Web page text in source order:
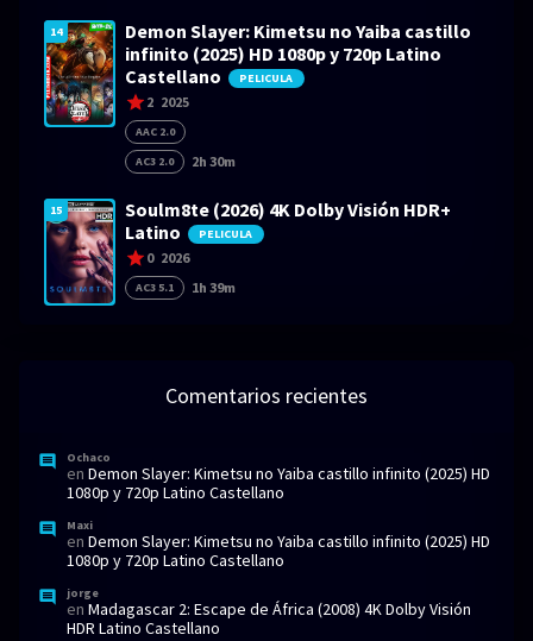
14
Demon Slayer: Kimetsu no Yaiba castillo
infinito (2025) HD 1080p y 720p Latino
Castellano
PELICULA
2 2025
AAC 2.0
AC3 2.0
2h 30m
15
Soulm8te (2026) 4K Dolby Visión HDR+
Latino
PELICULA
0 2026
AC3 5.1 1h 39m
Comentarios recientes
Ochaco
en Demon Slayer: Kimetsu no Yaiba castillo infinito (2025) HD
1080p y 720p Latino Castellano
Maxi
en Demon Slayer: Kimetsu no Yaiba castillo infinito (2025) HD
1080p y 720p Latino Castellano
jorge
en Madagascar 2: Escape de África (2008) 4K Dolby Visión
HDR Latino Castellano